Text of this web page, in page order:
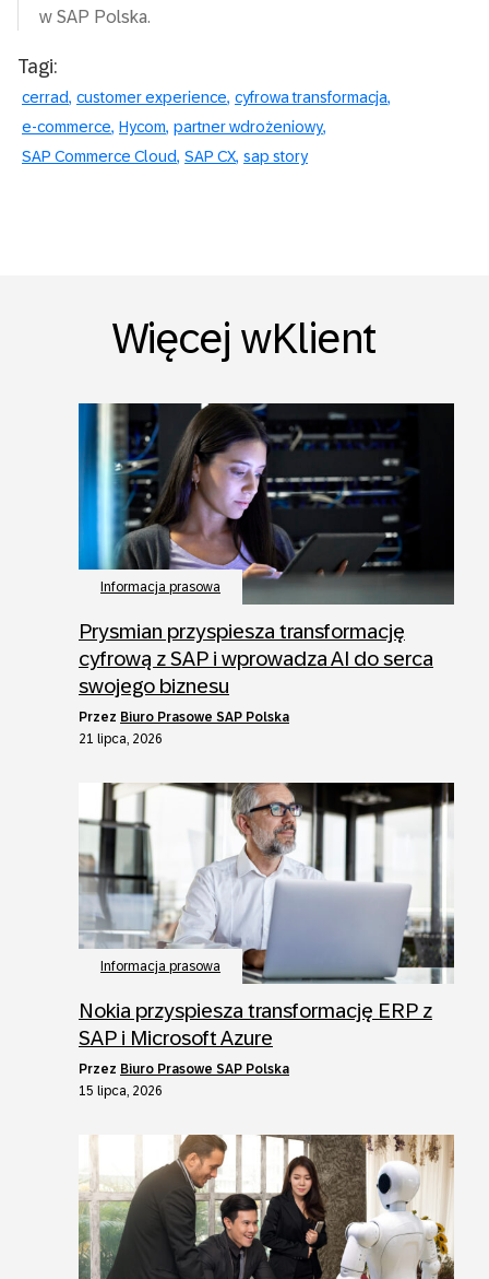
w SAP Polska.
Tagi:
cerrad customer experience cyfrowa transformacja
e-commerce Hycom partner wdrożeniowy
SAP Commerce Cloud SAP CX sap story
Więcej wKlient
Informacja prasowa
Prysmian przyspiesza transformację
cyfrową z SAP i wprowadza AI do serca
swojego biznesu
przez Biuro Prasowe SAP Polska
21 lipca, 2026
Informacja prasowa
Nokia przyspiesza transformację ERP z
SAP i Microsoft Azure
przez Biuro Prasowe SAP Polska
15 lipca, 2026